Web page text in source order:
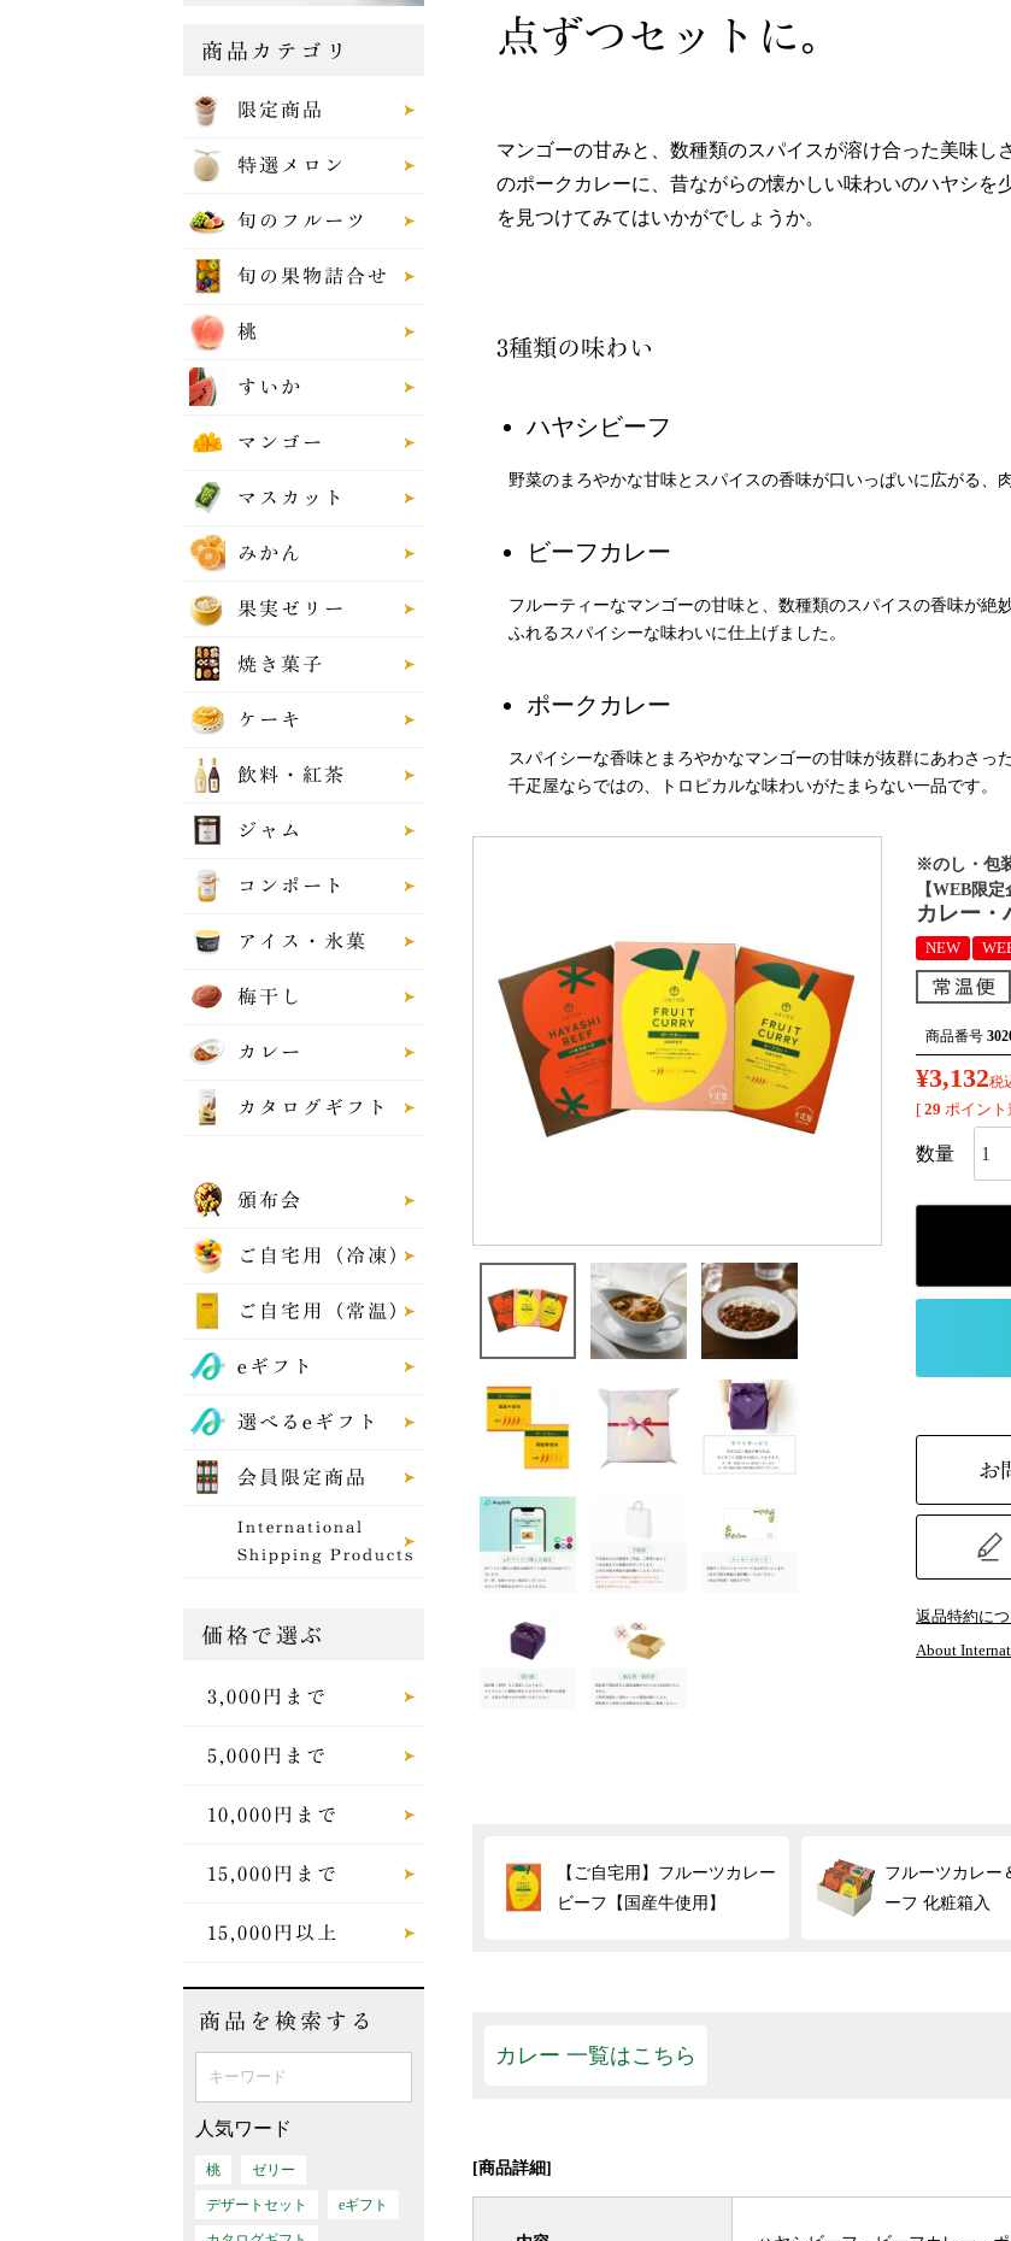
商品カテゴリ
限定商品
特選メロン
旬のフルーツ
旬の果物詰合せ
桃
すいか
マンゴー
マスカット
みかん
果実ゼリー
焼き菓子
ケーキ
飲料・紅茶
ジャム
コンポート
アイス・氷菓
梅干し
カレー
カタログギフト
頒布会
ご自宅用（冷凍）
ご自宅用（常温）
eギフト
選べるeギフト
会員限定商品
International
Shipping Products
価格で選ぶ
3,000円まで
5,000円まで
10,000円まで
15,000円まで
15,000円以上
商品を検索する
人気ワード
桃 ゼリー
デザートセット eギフト
点ずつセットに。
マンゴーの甘みと、数種類のスパイスが溶け合った美味し
のポークカレーに、昔ながらの懐かしい味わいのハヤシを
を見つけてみてはいかがでしょうか。
3種類の味わい
ハヤシビーフ
野菜のまろやかな甘味とスパイスの香味が口いっぱいに広がる、
ビーフカレー
フルーティーなマンゴーの甘味と、数種類のスパイスの香味が絶
ふれるスパイシーな味わいに仕上げました。
ポークカレー
スパイシーな香味とまろやかなマンゴーの甘味が抜群にあわさっ
千疋屋ならではの、トロピカルな味わいがたまらない一品です。
※のし・包
【WEB限定
カレー・
NEW
商品番号
¥3,132税
[ 29 ポイント
お
返品特約に
About
【ご自宅用】フルーツカレー
ビーフ【国産牛使用】
フルーツカレー
ーフ 化粧箱入
カレー 一覧はこちら
[商品詳細]